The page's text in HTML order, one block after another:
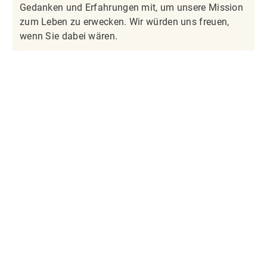
Gedanken und Erfahrungen mit, um unsere Mission
zum Leben zu erwecken. Wir würden uns freuen,
wenn Sie dabei wären.